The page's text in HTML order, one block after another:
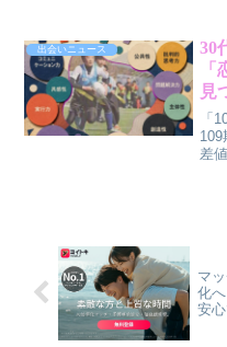
表
上
し
を
で
出会いニュース
30
見
ん
「
109
差
マ
化
安